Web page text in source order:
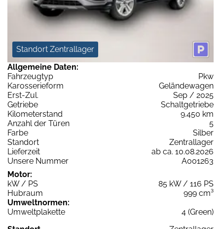
Standort Zentrallager
Allgemeine Daten:
Fahrzeugtyp
Pkw
Karosserieform
Geländewagen
Erst-Zul.
Sep / 2025
Getriebe
Schaltgetriebe
Kilometerstand
9.450 km
Anzahl der Türen
5
Farbe
Silber
Standort
Zentrallager
Lieferzeit
ab ca. 10.08.2026
Unsere Nummer
A001263
Motor:
kW / PS
85 kW / 116 PS
Hubraum
999 cm³
Umweltnormen:
Umweltplakette
4 (Green)